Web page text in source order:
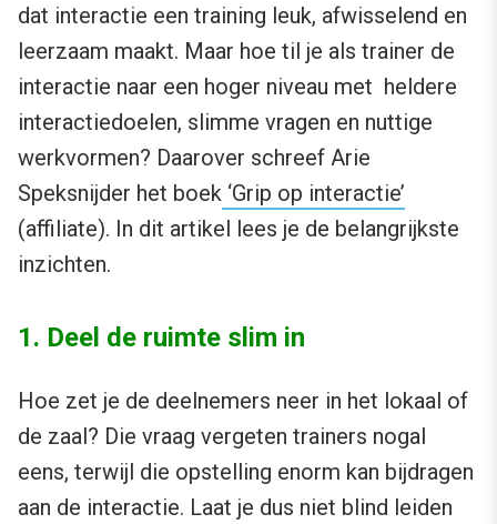
dat interactie een training leuk, afwisselend en
leerzaam maakt. Maar hoe til je als trainer de
interactie naar een hoger niveau met heldere
interactiedoelen, slimme vragen en nuttige
werkvormen? Daarover schreef Arie
Speksnijder het boek ‘Grip op interactie’
(affiliate). In dit artikel lees je de belangrijkste
inzichten.
1. Deel de ruimte slim in
Hoe zet je de deelnemers neer in het lokaal of
de zaal? Die vraag vergeten trainers nogal
eens, terwijl die opstelling enorm kan bijdragen
aan de interactie. Laat je dus niet blind leiden